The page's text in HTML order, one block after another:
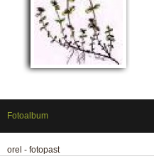
Fotoalbum
orel - fotopast